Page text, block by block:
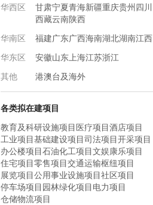
华西区
甘肃宁夏青海新疆重庆贵州四川
西藏云南陕西
华南区
福建广东广西海南湖北湖南江西
华东区
安徽山东上海江苏浙江
其他
港澳台及海外
各类拟在建项目
教育及科研设施项目医疗项目酒店项目
工业项目基础建设项目司法项目开采项目
办公楼项目石油化工项目文娱康乐项目
住宅项目零售项目交通运输枢纽项目
展览项目公用事业设施项目社区项目
停车场项目园林绿化项目电力项目
仓储物流项目